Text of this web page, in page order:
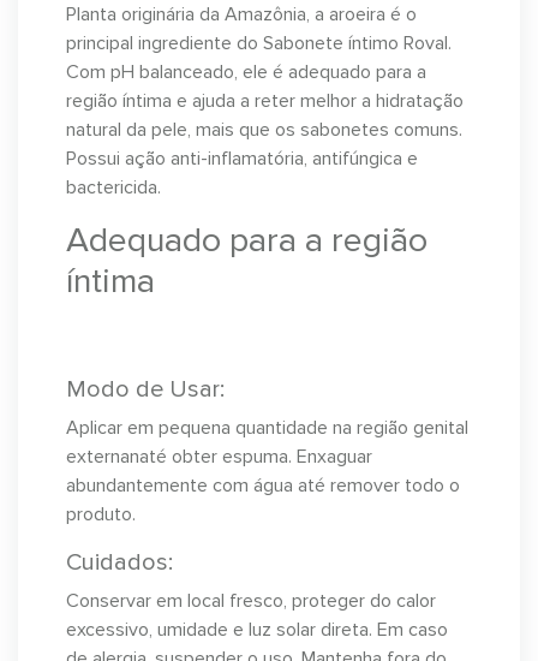
Planta originária da Amazônia, a aroeira é o
principal ingrediente do Sabonete íntimo Roval.
Com pH balanceado, ele é adequado para a
região íntima e ajuda a reter melhor a hidratação
natural da pele, mais que os sabonetes comuns.
Possui ação anti-inflamatória, antifúngica e
bactericida.
Adequado para a região
íntima
Modo de Usar:
Aplicar em pequena quantidade na região genital
externanaté obter espuma. Enxaguar
abundantemente com água até remover todo o
produto.
Cuidados:
Conservar em local fresco, proteger do calor
excessivo, umidade e luz solar direta. Em caso